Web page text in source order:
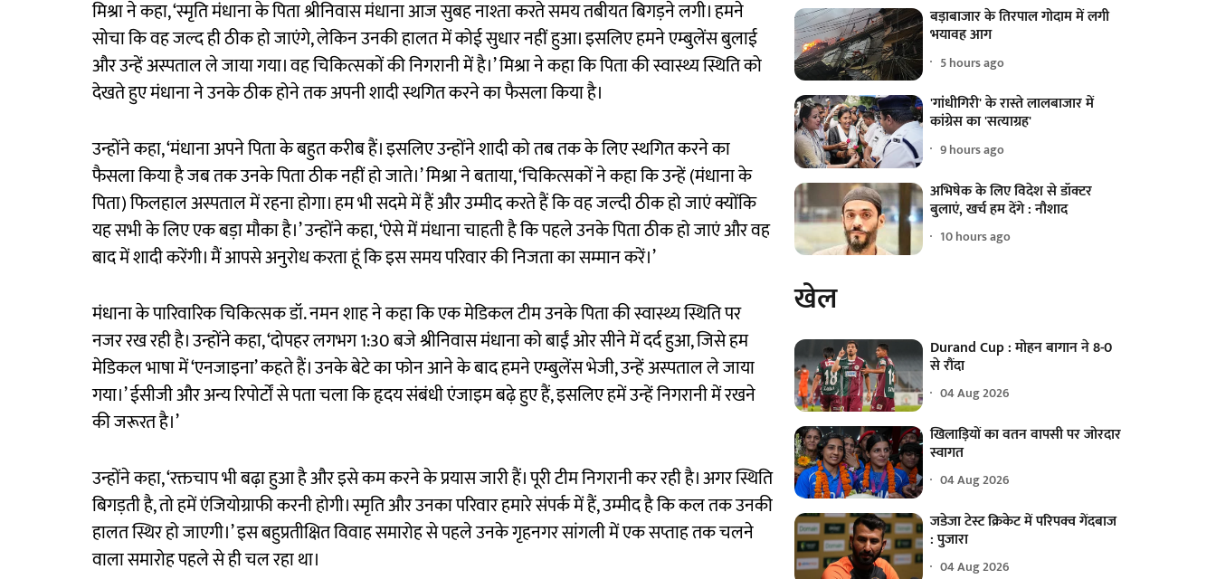
मिश्रा ने कहा, ‘स्मृति मंधाना के पिता श्रीनिवास मंधाना आज सुबह नाश्ता करते समय तबीयत बिगड़ने लगी। हमने
सोचा कि वह जल्द ही ठीक हो जाएंगे, लेकिन उनकी हालत में कोई सुधार नहीं हुआ। इसलिए हमने एम्बुलेंस बुलाई
और उन्हें अस्पताल ले जाया गया। वह चिकित्सकों की निगरानी में है।’ मिश्रा ने कहा कि पिता की स्वास्थ्य स्थिति को
देखते हुए मंधाना ने उनके ठीक होने तक अपनी शादी स्थगित करने का फैसला किया है।
उन्होंने कहा, ‘मंधाना अपने पिता के बहुत करीब हैं। इसलिए उन्होंने शादी को तब तक के लिए स्थगित करने का
फैसला किया है जब तक उनके पिता ठीक नहीं हो जाते।’ मिश्रा ने बताया, ‘चिकित्सकों ने कहा कि उन्हें (मंधाना के
पिता) फिलहाल अस्पताल में रहना होगा। हम भी सदमे में हैं और उम्मीद करते हैं कि वह जल्दी ठीक हो जाएं क्योंकि
यह सभी के लिए एक बड़ा मौका है।’ उन्होंने कहा, ‘ऐसे में मंधाना चाहती है कि पहले उनके पिता ठीक हो जाएं और वह
बाद में शादी करेंगी। मैं आपसे अनुरोध करता हूं कि इस समय परिवार की निजता का सम्मान करें।’
मंधाना के पारिवारिक चिकित्सक डॉ. नमन शाह ने कहा कि एक मेडिकल टीम उनके पिता की स्वास्थ्य स्थिति पर
नजर रख रही है। उन्होंने कहा, ‘दोपहर लगभग 1:30 बजे श्रीनिवास मंधाना को बाईं ओर सीने में दर्द हुआ, जिसे हम
मेडिकल भाषा में ‘एनजाइना’ कहते हैं। उनके बेटे का फोन आने के बाद हमने एम्बुलेंस भेजी, उन्हें अस्पताल ले जाया
गया।’ ईसीजी और अन्य रिपोर्टों से पता चला कि हृदय संबंधी एंजाइम बढ़े हुए हैं, इसलिए हमें उन्हें निगरानी में रखने
की जरूरत है।’
उन्होंने कहा, ‘रक्तचाप भी बढ़ा हुआ है और इसे कम करने के प्रयास जारी हैं। पूरी टीम निगरानी कर रही है। अगर स्थिति
बिगड़ती है, तो हमें एंजियोग्राफी करनी होगी। स्मृति और उनका परिवार हमारे संपर्क में हैं, उम्मीद है कि कल तक उनकी
हालत स्थिर हो जाएगी।’ इस बहुप्रतीक्षित विवाह समारोह से पहले उनके गृहनगर सांगली में एक सप्ताह तक चलने
वाला समारोह पहले से ही चल रहा था।
बड़ाबाजार के तिरपाल गोदाम में लगी
भयावह आग
5 hours ago
'गांधीगिरी' के रास्ते लालबाजार में
कांग्रेस का 'सत्याग्रह'
9 hours ago
अभिषेक के लिए विदेश से डॉक्टर
बुलाएं, खर्च हम देंगे : नौशाद
10 hours ago
खेल
Durand Cup : मोहन बागान ने 8-0
से रौंदा
04 Aug 2026
खिलाड़ियों का वतन वापसी पर जोरदार
स्वागत
04 Aug 2026
जडेजा टेस्ट क्रिकेट में परिपक्व गेंदबाज
: पुजारा
04 Aug 2026